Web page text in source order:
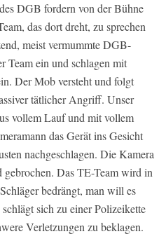
DGB fordern von der Bühne
das dort dreht, zu sprechen
meist vermummte DGB-
Team ein und schlagen mit
Der Mob versteht und folgt
tätlicher Angriff. Unser
vollem Lauf und mit vollem
das Gerät ins Gesicht
nachgeschlagen. Die Kamera
Das TE-Team wird in
bedrängt, man will es
sich zu einer Polizeikette
Verletzungen zu beklagen.